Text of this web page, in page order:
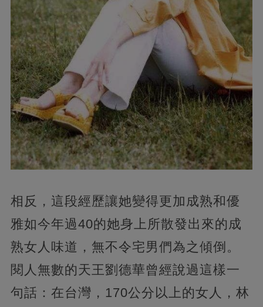
相反，這段經歷讓她變得更加成熟和優
雅如今年過40的她身上所散發出來的成
熟女人味道，無不令宅男們為之傾倒。
閱人無數的天王劉德華曾經說過這樣一
句話：在台灣，170公分以上的女人，林